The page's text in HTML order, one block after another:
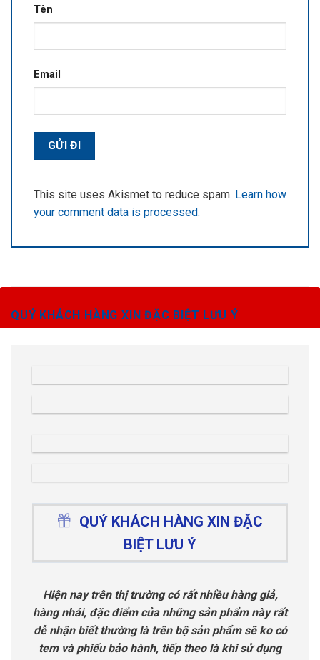
Tên
Email
This site uses Akismet to reduce spam. Learn how
your comment data is processed.
QUÝ KHÁCH HÀNG XIN ĐẶC BIỆT LƯU Ý
QUÝ KHÁCH HÀNG XIN ĐẶC
BIỆT LƯU Ý
Hiện nay trên thị trường có rất nhiều hàng giả,
hàng nhái, đặc điểm của những sản phẩm này rất
dễ nhận biết thường là trên bộ sản phẩm sẽ ko có
tem và phiếu bảo hành, tiếp theo là khi sử dụng